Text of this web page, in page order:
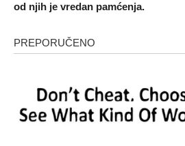
od njih je vredan pamćenja.